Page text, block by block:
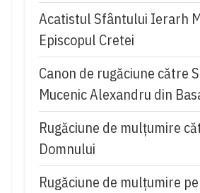
Acatistul Sfântului Ierarh
Episcopul Cretei
Canon de rugăciune către
Mucenic Alexandru din
Rugăciune de mulţumire
Domnului
Rugăciune de mulțumire